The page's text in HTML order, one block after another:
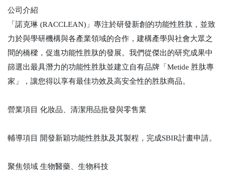
公司介紹
「諾克琳 (RACCLEAN)」專注於研發新創的功能性胜肽，並致
力於與學研機構與各產業領域的合作，建構產學與社會大眾之
間的橋樑，促進功能性胜肽的發展。我們從傑出的研究成果中
篩選出最具潛力的功能性胜肽並建立自有品牌「Metide 胜肽專
家」，讓您得以享有最佳功效及高安全性的胜肽商品。
營業項目 化妝品、清潔用品批發與零售業
輔導項目 開發新穎功能性胜肽及其製程，完成SBIR計畫申請。
聚焦領域 生物醫藥、生物科技